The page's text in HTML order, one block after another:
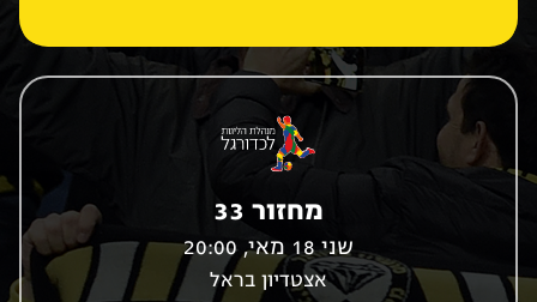
מחזור 33
שני 18 מאי, 20:00
אצטדיון בראל